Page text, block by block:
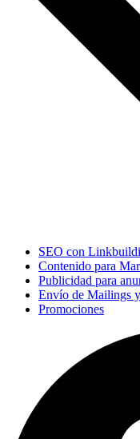
SEO con
Contenido para
Publicidad para
Envío de Mailings
Promociones